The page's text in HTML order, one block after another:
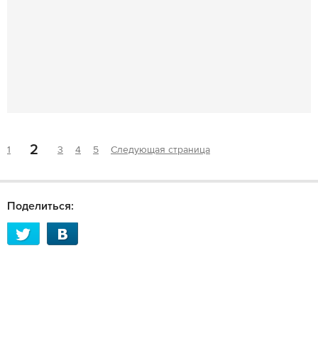
1 2 3 4 5 Следующая страница
Поделиться: